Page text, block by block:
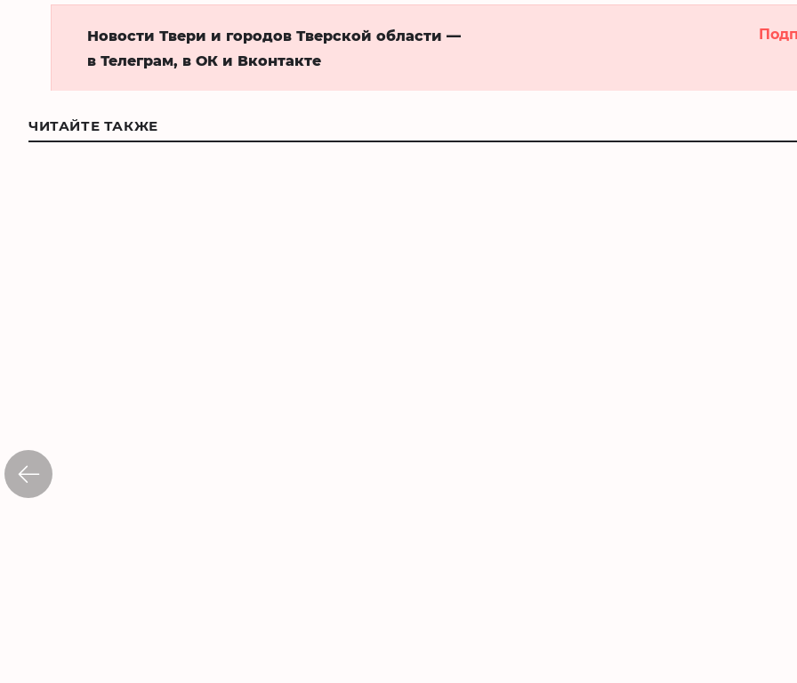
Новости Твери и городов Тверской области —
в Телеграм, в ОК и Вконтакте
ЧИТАЙТЕ ТАКЖЕ